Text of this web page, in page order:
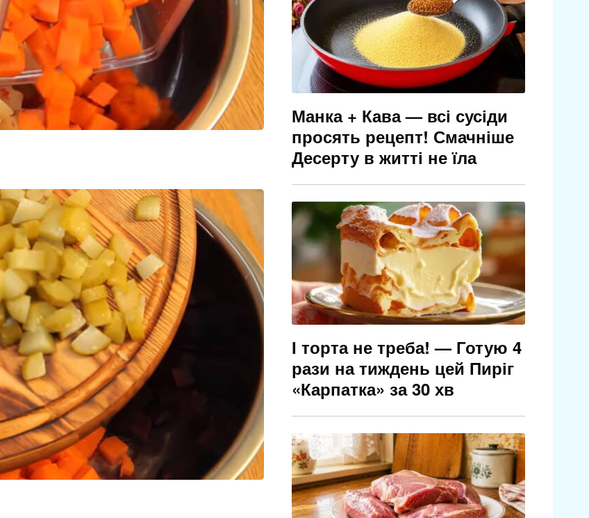
Манка + Кава — всі сусіди
просять рецепт! Смачніше
Десерту в житті не їла
І торта не треба! — Готую 4
рази на тиждень цей Пиріг
«Карпатка» за 30 хв